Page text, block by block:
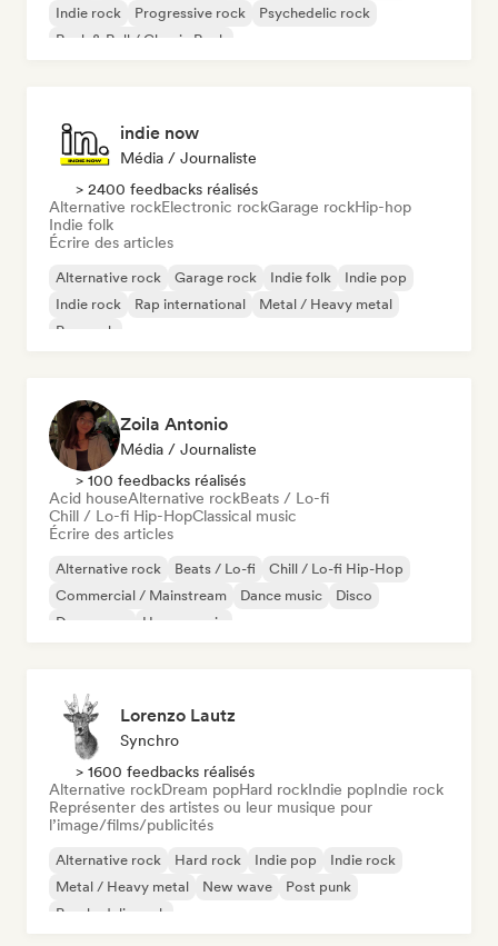
Indie rock
Progressive rock
Psychedelic rock
Rock & Roll / Classic Rock
indie now
Média / Journaliste
> 2400 feedbacks réalisés
Alternative rockElectronic rockGarage rockHip-hop
Indie folk
Écrire des articles
Alternative rock Garage rock Indie folk
Indie pop
Indie rock
Rap international
Metal / Heavy metal
Pop rock
Zoila Antonio
Média / Journaliste
> 100 feedbacks réalisés
Acid houseAlternative rockBeats / Lo-fi
Chill / Lo-fi Hip-HopClassical music
Écrire des articles
Alternative rock Beats / Lo-fi
Chill / Lo-fi Hip-Hop
Commercial / Mainstream
Dance music
Disco
Dream pop
House music
Lorenzo Lautz
Synchro
> 1600 feedbacks réalisés
Alternative rockDream popHard rockIndie popIndie rock
Représenter des artistes ou leur musique pour
l’image/films/publicités
Alternative rock Hard rock Indie pop
Indie rock
Metal / Heavy metal
New wave
Post punk
Psychedelic rock